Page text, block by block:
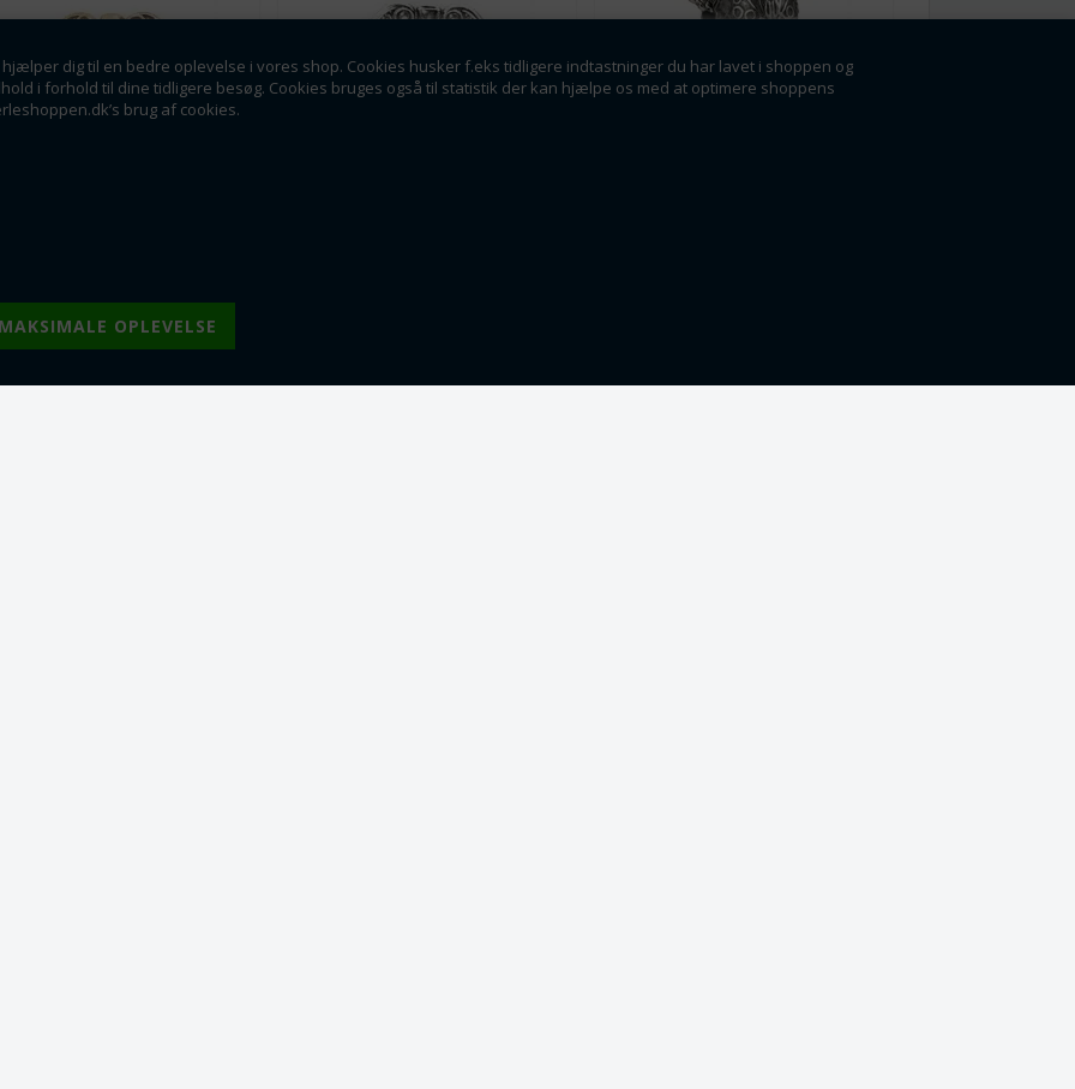
hjælper dig til en bedre oplevelse i vores shop. Cookies husker f.eks tidligere indtastninger du har lavet i shoppen og
i forhold til dine tidligere besøg. Cookies bruges også til statistik der kan hjælpe os med at optimere shoppens
brug af cookies.
Fra 10
8,25 DKK
25
7,50DKK